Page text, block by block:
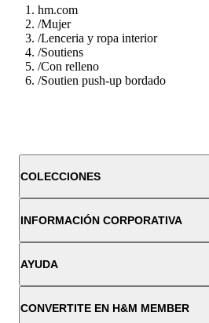
hm.com
/Mujer
/Lenceria y ropa interior
/Soutiens
/Con relleno
/Soutien push-up bordado
COLECCIONES
INFORMACIÓN CORPORATIVA
AYUDA
CONVERTITE EN H&M MEMBER